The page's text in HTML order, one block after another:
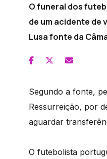
O funeral dos
de um acidente de
Lusa fonte da
Segundo a fonte,
Ressurreição, por
aguardar
O futebolista